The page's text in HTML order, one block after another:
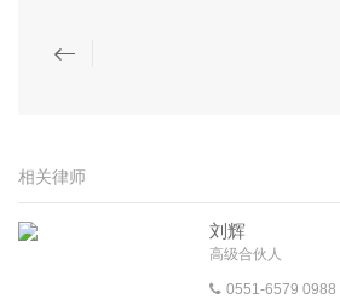
相关律师
刘辉
高级合伙人
0551-6579 0988